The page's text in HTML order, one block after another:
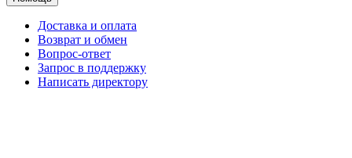
Доставка и оплата
Возврат и обмен
Вопрос-ответ
Запрос в поддержку
Написать директору